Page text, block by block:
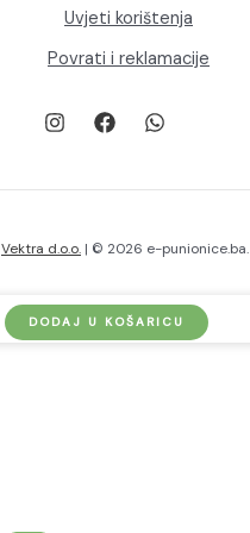
Uvjeti korištenja
Povrati i reklamacije
Vektra d.o.o. | © 2026 e-punionice.ba.
DODAJ U KOŠARICU